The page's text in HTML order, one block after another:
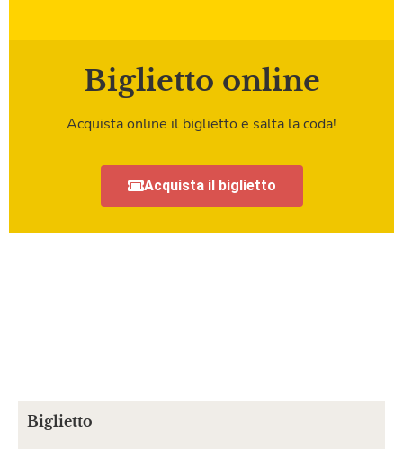
Biglietto online
Acquista online il biglietto e salta la coda!
Acquista il biglietto
Biglietto